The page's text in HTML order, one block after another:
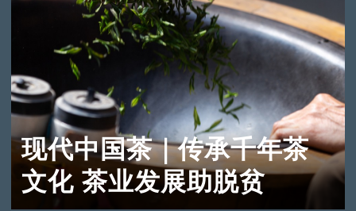
现代中国茶｜传承千年茶
文化 茶业发展助脱贫